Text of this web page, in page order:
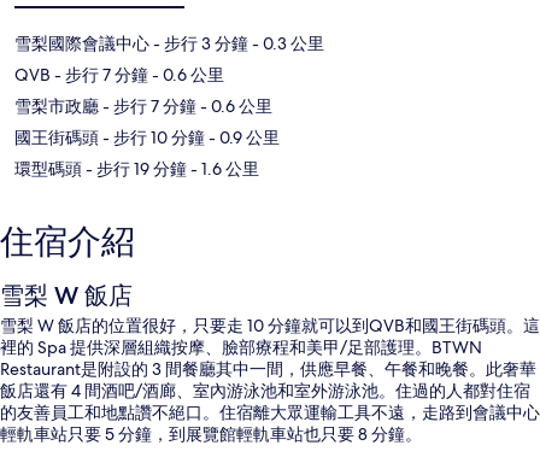
雪梨國際會議中心- 步行 3 分鐘- 0.3 公里
QVB - 步行 7 分鐘- 0.6 公里
雪梨市政廳- 步行 7 分鐘- 0.6 公里
國王街碼頭- 步行 10 分鐘- 0.9 公里
環型碼頭- 步行 19 分鐘- 1.6 公里
住宿介紹
雪梨 W 飯店
雪梨 W 飯店的位置很好，只要走 10 分鐘就可以到QVB和國王街碼頭。這
裡的 Spa 提供深層組織按摩、臉部療程和美甲/足部護理。BTWN
Restaurant是附設的 3 間餐廳其中一間，供應早餐、午餐和晚餐。此奢華
飯店還有 4 間酒吧/酒廊、室內游泳池和室外游泳池。住過的人都對住宿
的友善員工和地點讚不絕口。住宿離大眾運輸工具不遠，走路到會議中心
輕軌車站只要 5 分鐘，到展覽館輕軌車站也只要 8 分鐘。